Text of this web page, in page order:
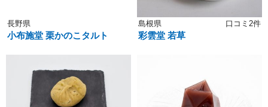
長野県
小布施堂 栗かのこタルト
島根県 口コミ2件
彩雲堂 若草